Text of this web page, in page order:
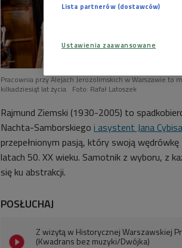
Pracownia przy Alejach Jerozolimskich w Warszawie to
kilkadziesiąt lat życia Foto: Rafał Latoszek
Rajmund Ziemski (1930-2005) to
Nachta-Samborskiego i asystent Jana Cybisa
przepełnionym pasją, który swoją
latach 50. XX wieku. Samotnik z wyboru, z
się ku abstrakcji.
POSŁUCHAJ
Z wizytą w Historycznej Warszawskiej
(Kwadrans bez muzyki/Dwójka)
Lista partnerów (dostawców)
Ustawienia zaawansowane